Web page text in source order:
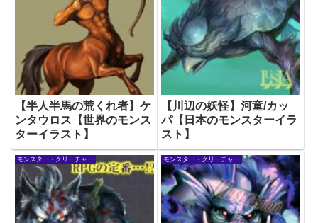
【半人半馬の荒くれ者】ケ
ンタウロス【世界のモンス
ターイラスト】
【川辺の妖怪】河童/カッ
パ【日本のモンスターイラ
スト】
モンスター・クリーチャー モンスター・クリーチャー